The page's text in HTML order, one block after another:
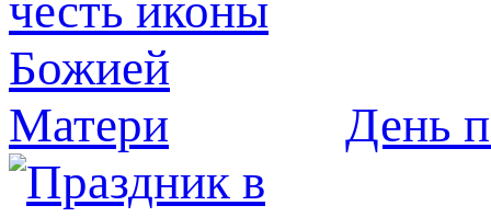
День